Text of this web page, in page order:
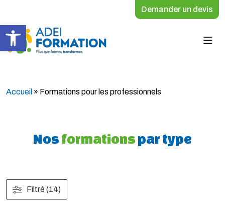
Ouvrir la barre d’outils
Demander un devis
Accueil » Formations pour les professionnels
Nos formations par type
Filtré (14)